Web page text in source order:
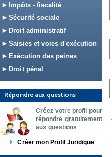
Impôts - fiscalité
Sécurité sociale
Droit administratif
Saisies et voies d'exécution
Exécution des peines
Droit pénal
Répondre aux questions
Créez votre profil pour
répondre gratuitement
aux questions
Créer mon Profil Juridique